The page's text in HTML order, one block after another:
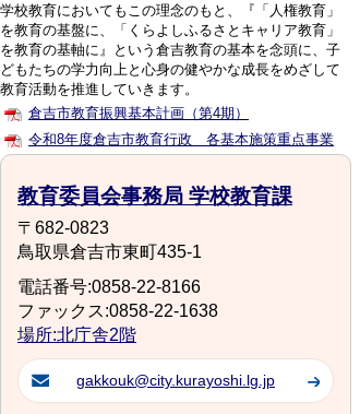
学校教育においてもこの理念のもと、『「人権教育」
を教育の基盤に、「くらよしふるさとキャリア教育」
を教育の基軸に』という倉吉教育の基本を念頭に、子
どもたちの学力向上と心身の健やかな成長をめざして
教育活動を推進していきます。
倉吉市教育振興基本計画（第4期）
令和8年度倉吉市教育行政 各基本施策重点事業
教育委員会事務局 学校教育課
〒682-0823
鳥取県倉吉市東町435-1
電話番号:0858-22-8166
ファックス:0858-22-1638
場所:北庁舎2階
gakkouk@city.kurayoshi.lg.jp